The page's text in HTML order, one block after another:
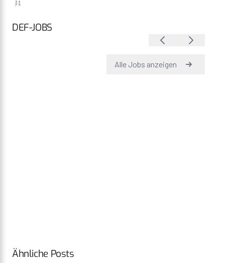
DEF-JOBS
Ähnliche Posts